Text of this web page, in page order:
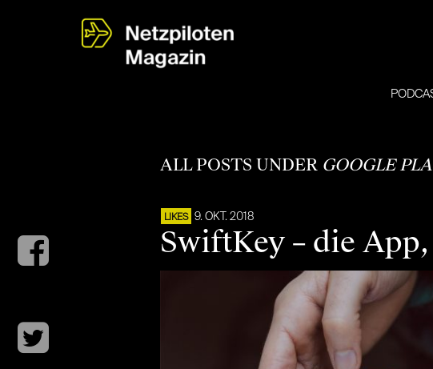
ALL POSTS UNDER GOOGLE
LIKES 9. OKT. 2018
SwiftKey – die